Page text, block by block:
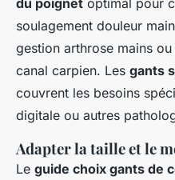
du poignet optimal pour
soulagement douleur
gestion arthrose mains
canal carpien. Les gants
couvrent les besoins
digitale ou autres
Adapter la taille et le
Le guide choix gants de